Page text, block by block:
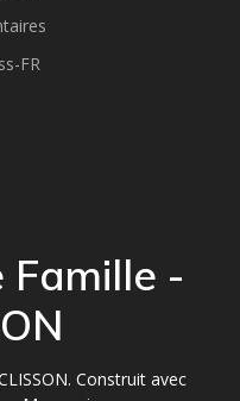
FR
Famille -
Construit avec